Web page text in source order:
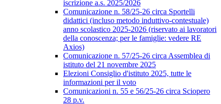
iscrizione a.s. 2025/2026
Comunicazione n. 58/25-26 circa Sportelli
didattici (incluso metodo induttivo-contestuale)
anno scolastico 2025-2026 (riservato ai lavoratori
della conoscenza; per le famiglie: vedere RE
Axios)
Comunicazione n. 57/25-26 circa Assemblea di
istituto del 21 novembre 2025
Elezioni Consiglio d'istituto 2025, tutte le
informazioni per il voto
Comunicazioni n. 55 e 56/25-26 circa Sciopero
28 p.v.